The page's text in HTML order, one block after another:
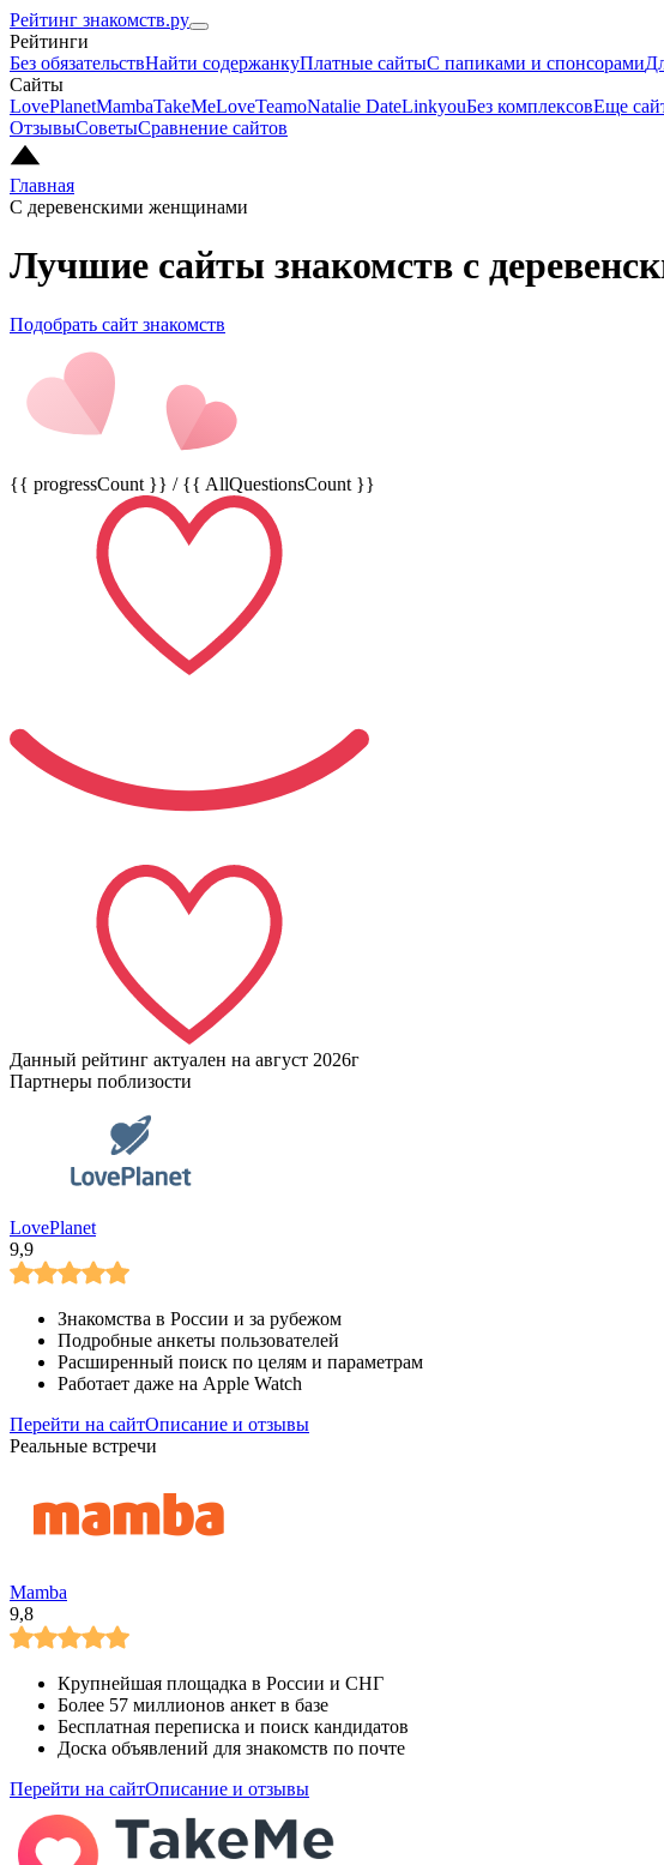
Рейтинг знакомств.ру
Рейтинги
Без обязательствНайти содержанкуПлатные сайтыС папиками и спонсорами
Сайты
LovePlanetMambaTakeMeLoveTeamoNatalie DateLinkyouБез комплексовЕще
ОтзывыСоветыСравнение сайтов
Главная
С деревенскими женщинами
Лучшие сайты знакомств с
Подобрать сайт знакомств
{{ progressCount }} / {{ AllQuestionsCount }}
Данный рейтинг актуален на август 2026г
Партнеры поблизости
LovePlanet
9,9
Знакомства в России и за рубежом
Подробные анкеты пользователей
Расширенный поиск по целям и параметрам
Работает даже на Apple Watch
Перейти на сайтОписание и отзывы
Реальные встречи
Mamba
9,8
Крупнейшая площадка в России и СНГ
Более 57 миллионов анкет в базе
Бесплатная переписка и поиск кандидатов
Доска объявлений для знакомств по почте
Перейти на сайтОписание и отзывы